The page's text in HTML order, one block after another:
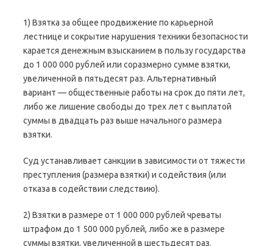
1) Взятка за общее продвижение по карьерной
лестнице и сокрытие нарушения техники безопасности
карается денежным взысканием в пользу государства
до 1 000 000 рублей или соразмерно сумме взятки,
увеличенной в пятьдесят раз. Альтернативный
вариант — общественные работы на срок до пяти лет,
либо же лишение свободы до трех лет с выплатой
суммы в двадцать раз выше начального размера
взятки.
Суд устанавливает санкции в зависимости от тяжести
преступления (размера взятки) и содействия (или
отказа в содействии следствию).
2) Взятки в размере от 1 000 000 рублей чреваты
штрафом до 1 500 000 рублей, либо же в размере
суммы взятки, увеличенной в шестьдесят раз.